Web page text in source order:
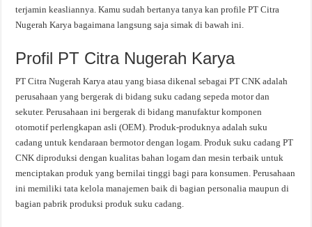
terjamin keasliannya. Kamu sudah bertanya tanya kan profile PT Citra
Nugerah Karya bagaimana langsung saja simak di bawah ini.
Profil PT Citra Nugerah Karya
PT Citra Nugerah Karya atau yang biasa dikenal sebagai PT CNK adalah
perusahaan yang bergerak di bidang suku cadang sepeda motor dan
sekuter. Perusahaan ini bergerak di bidang manufaktur komponen
otomotif perlengkapan asli (OEM). Produk-produknya adalah suku
cadang untuk kendaraan bermotor dengan logam. Produk suku cadang PT
CNK diproduksi dengan kualitas bahan logam dan mesin terbaik untuk
menciptakan produk yang bernilai tinggi bagi para konsumen. Perusahaan
ini memiliki tata kelola manajemen baik di bagian personalia maupun di
bagian pabrik produksi produk suku cadang.